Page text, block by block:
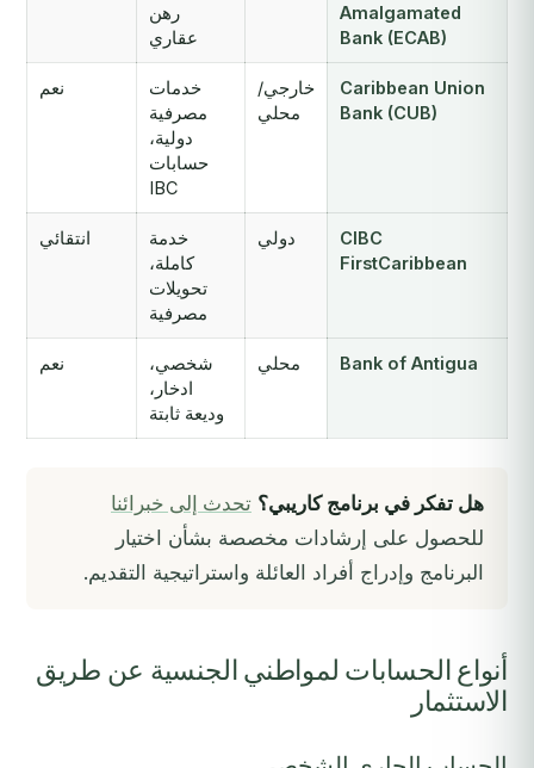
Amalgamated
Bank (ECAB)
رهن
عقاري
Caribbean Union
Bank (CUB)
خارجي/
محلي
خدمات
مصرفية
دولية،
حسابات
IBC
نعم
CIBC
FirstCaribbean
دولي
خدمة
كاملة،
تحويلات
مصرفية
انتقائي
Bank of Antigua محلي
شخصي،
ادخار،
وديعة ثابتة
نعم
هل تفكر في برنامج كاريبي؟ تحدث إلى خبرائنا
للحصول على إرشادات مخصصة بشأن اختيار
البرنامج وإدراج أفراد العائلة واستراتيجية التقديم.
أنواع الحسابات لمواطني الجنسية عن طريق
الاستثمار